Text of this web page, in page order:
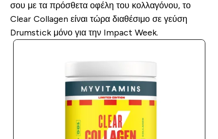
σου με τα πρόσθετα οφέλη του κολλαγόνου, το
Clear Collagen είναι τώρα διαθέσιμο σε γεύση
Drumstick μόνο για την Impact Week.